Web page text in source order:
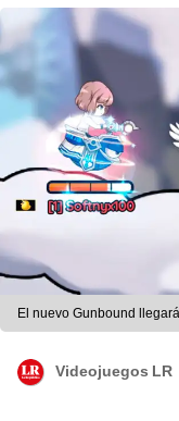
El nuevo Gunbound
Videojuegos LR